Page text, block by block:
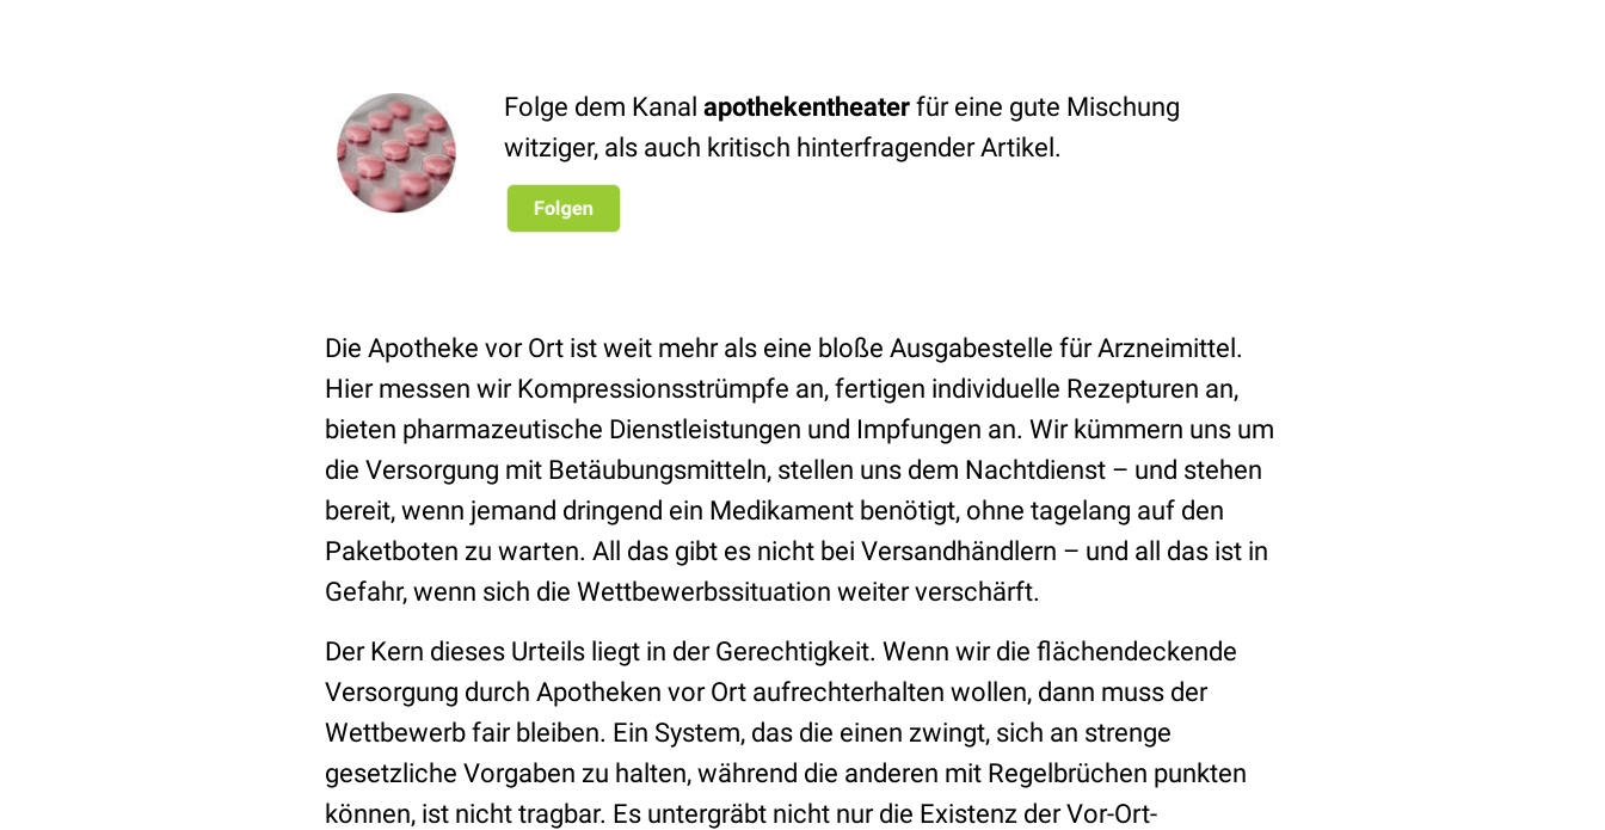
Folge dem Kanal apothekentheater für eine gute Mischung
witziger, als auch kritisch hinterfragender Artikel.
Die Apotheke vor Ort ist weit mehr als eine bloße Ausgabestelle für Arzneimittel.
Hier messen wir Kompressionsstrümpfe an, fertigen individuelle Rezepturen an,
bieten pharmazeutische Dienstleistungen und Impfungen an. Wir kümmern uns um
die Versorgung mit Betäubungsmitteln, stellen uns dem Nachtdienst – und stehen
bereit, wenn jemand dringend ein Medikament benötigt, ohne tagelang auf den
Paketboten zu warten. All das gibt es nicht bei Versandhändlern – und all das ist in
Gefahr, wenn sich die Wettbewerbssituation weiter verschärft.
Der Kern dieses Urteils liegt in der Gerechtigkeit. Wenn wir die flächendeckende
Versorgung durch Apotheken vor Ort aufrechterhalten wollen, dann muss der
Wettbewerb fair bleiben. Ein System, das die einen zwingt, sich an strenge
gesetzliche Vorgaben zu halten, während die anderen mit Regelbrüchen punkten
können, ist nicht tragbar. Es untergräbt nicht nur die Existenz der Vor-Ort-